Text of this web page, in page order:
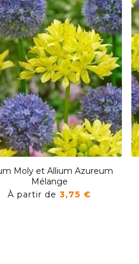
Moly et Allium Azureum
Mélange
À partir de 3,75 €